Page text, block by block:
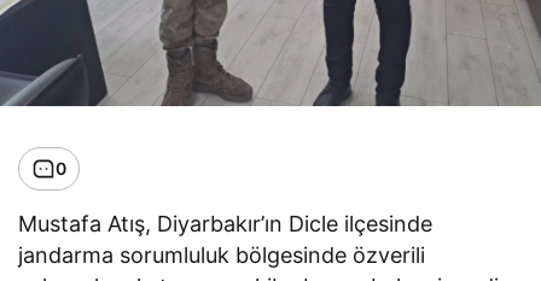
0
Mustafa Atış, Diyarbakır’ın Dicle ilçesinde
jandarma sorumluluk bölgesinde özverili